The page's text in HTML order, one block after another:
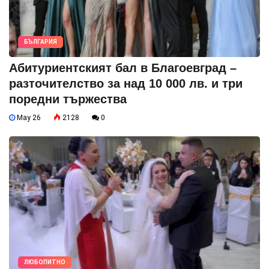
БЪЛГАРИЯ
Абитуриентският бал в Благоевград –
разточителство за над 10 000 лв. и три
поредни тържества
May 26 2128 0
ЛЮБОПИТНО